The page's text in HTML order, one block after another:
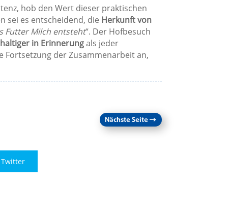
hob den Wert dieser praktischen
sei es entscheidend, die Herkunft von
Futter Milch entsteht“. Der Hofbesuch
in Erinnerungals jeder
der Zusammenarbeit an,
Nächste Seite→
Twitter